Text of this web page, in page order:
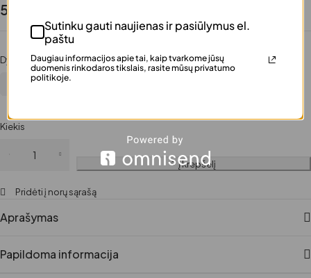
52.99
Dydis
S/M
Kiekis
Į krepšelį
Pridėti į norų sąrašą
Aprašymas
Papildoma informacija
Sutinku gauti naujienas ir pasiūlymus el.
paštu
Daugiau informacijos apie tai, kaip tvarkome jūsų
duomenis rinkodaros tikslais, rasite mūsų privatumo
politikoje.